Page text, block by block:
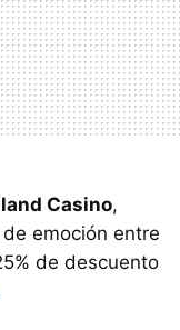
Casino,
emoción entre
de descuento